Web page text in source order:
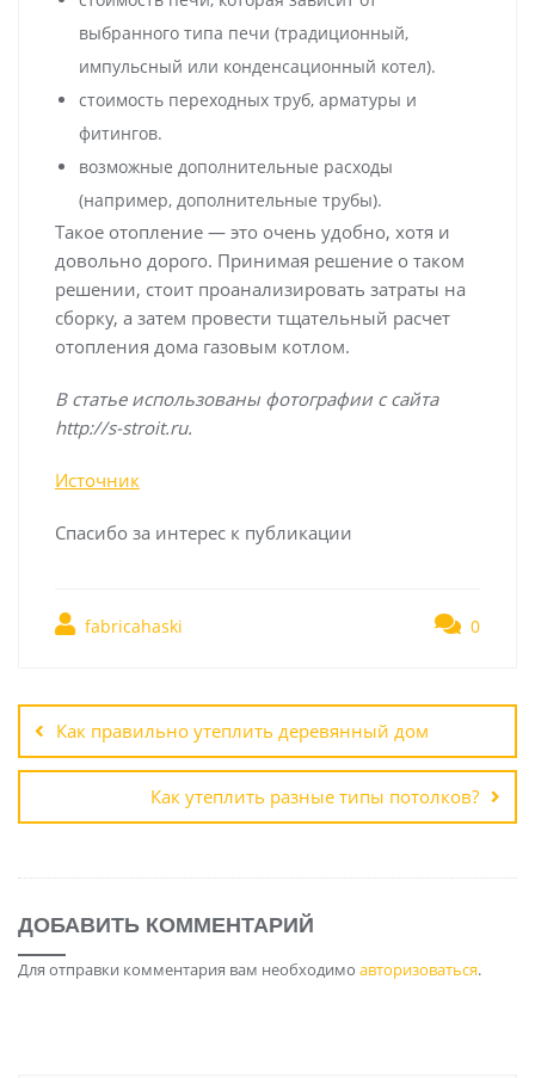
выбранного типа печи (традиционный,
импульсный или конденсационный котел).
стоимость переходных труб, арматуры и
фитингов.
возможные дополнительные расходы
(например, дополнительные трубы).
Такое отопление — это очень удобно, хотя и
довольно дорого. Принимая решение о таком
решении, стоит проанализировать затраты на
сборку, а затем провести тщательный расчет
отопления дома газовым котлом.
В статье использованы фотографии с сайта
http://s-stroit.ru.
Источник
Спасибо за интерес к публикации
fabricahaski 0
по
записям
Как правильно утеплить деревянный дом
Как утеплить разные типы потолков?
ДОБАВИТЬ КОММЕНТАРИЙ
Для отправки комментария вам необходимо авторизоваться.